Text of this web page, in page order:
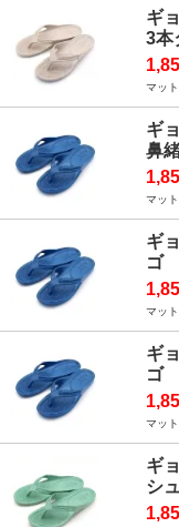
ギ
3本
マッ
ギ
鼻
マッ
ギ
ゴ
マッ
ギ
ゴ
マッ
ギ
シ